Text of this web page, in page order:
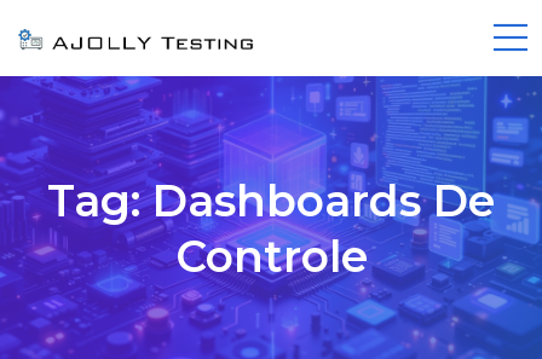
Tag:Dashboards De
Controle